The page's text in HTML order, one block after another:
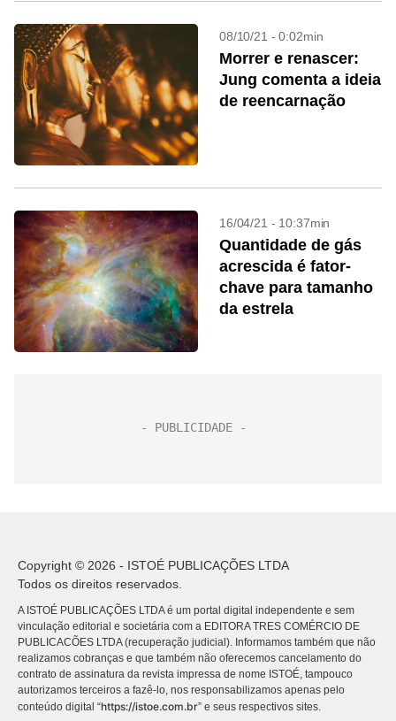
08/10/21 - 0:02min
Morrer e renascer:
Jung comenta a ideia
de reencarnação
16/04/21 - 10:37min
Quantidade de gás
acrescida é fator-
chave para tamanho
da estrela
Copyright © 2026 - ISTOÉ PUBLICAÇÕES LTDA
Todos os direitos reservados.
A ISTOÉ PUBLICAÇÕES LTDA é um portal digital independente e sem
vinculação editorial e societária com a EDITORA TRES COMÉRCIO DE
PUBLICACÕES LTDA (recuperação judicial). Informamos também que não
realizamos cobranças e que também não oferecemos cancelamento do
contrato de assinatura da revista impressa de nome ISTOÉ, tampouco
autorizamos terceiros a fazê-lo, nos responsabilizamos apenas pelo
conteúdo digital “https://istoe.com.br” e seus respectivos sites.